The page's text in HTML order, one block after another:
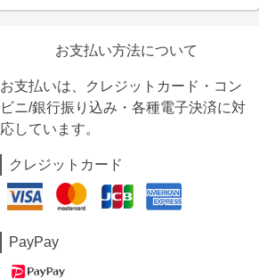
お支払い方法について
お支払いは、クレジットカード・コン
ビニ/銀行振り込み・各種電子決済に対
応しています。
クレジットカード
PayPay